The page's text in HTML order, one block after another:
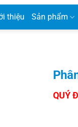
thiệu Sản phẩm